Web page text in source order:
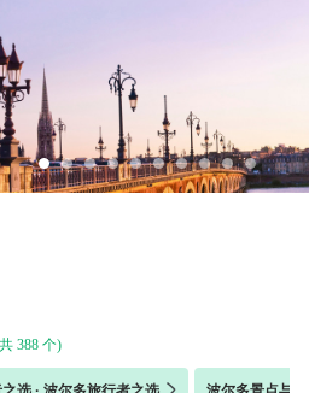
388 个)